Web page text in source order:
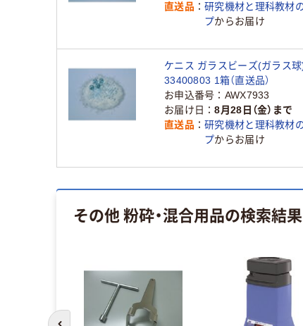
直送品
研究機材と理科教材
プからお届け
ケニス ガラスビーズ(ガラス
33400803 1箱（直送品）
お申込番号
AWX7933
お届け日
8月28日（金）まで
直送品
研究機材と理科教材
プからお届け
その他 粉砕・混合用品の検索結果